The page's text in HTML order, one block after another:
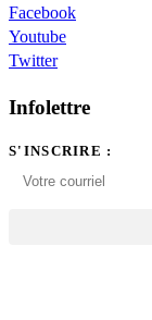
Facebook
Youtube
Twitter
Infolettre
S'INSCRIRE :